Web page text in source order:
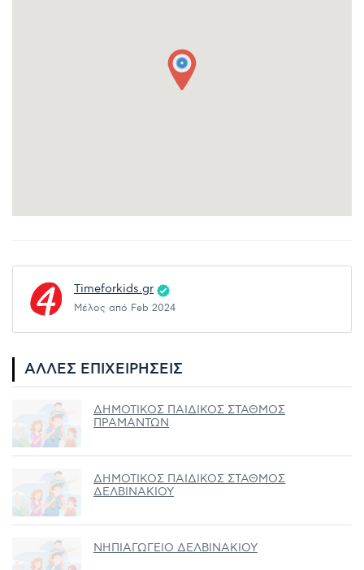
Timeforkids.gr
Μέλος από Feb 2024
ΆΛΛΕΣ ΕΠΙΧΕΙΡΉΣΕΙΣ
ΔΗΜΟΤΙΚΟΣ ΠΑΙΔΙΚΟΣ ΣΤΑΘΜΟΣ
ΠΡΑΜΑΝΤΩΝ
ΔΗΜΟΤΙΚΟΣ ΠΑΙΔΙΚΟΣ ΣΤΑΘΜΟΣ
ΔΕΛΒΙΝΑΚΙΟΥ
ΝΗΠΙΑΓΩΓΕΙΟ ΔΕΛΒΙΝΑΚΙΟΥ